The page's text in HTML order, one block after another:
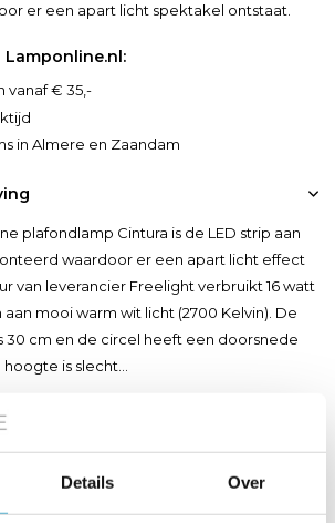
Details Over
er een apart licht spektakel ontstaat.
Lamponline.nl:
vanaf € 35,-
in Almere en Zaandam
plafondlamp Cintura is de LED strip aan
waardoor er een apart licht effect
van leverancier Freelight verbruikt 16 watt
mooi warm wit licht (2700 Kelvin). De
30 cm en de circel heeft een doorsnede
is slecht...